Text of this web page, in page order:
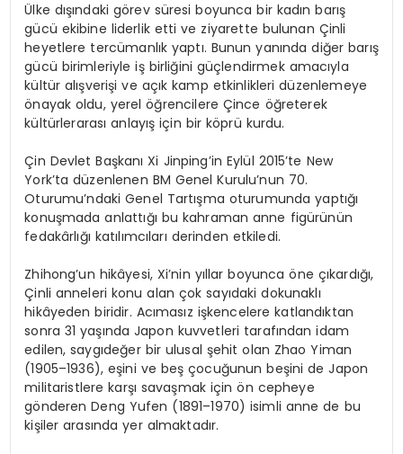
Ülke dışındaki görev süresi boyunca bir kadın barış
gücü ekibine liderlik etti ve ziyarette bulunan Çinli
heyetlere tercümanlık yaptı. Bunun yanında diğer barış
gücü birimleriyle iş birliğini güçlendirmek amacıyla
kültür alışverişi ve açık kamp etkinlikleri düzenlemeye
önayak oldu, yerel öğrencilere Çince öğreterek
kültürlerarası anlayış için bir köprü kurdu.
Çin Devlet Başkanı Xi Jinping’in Eylül 2015’te New
York’ta düzenlenen BM Genel Kurulu’nun 70.
Oturumu’ndaki Genel Tartışma oturumunda yaptığı
konuşmada anlattığı bu kahraman anne figürünün
fedakârlığı katılımcıları derinden etkiledi.
Zhihong’un hikâyesi, Xi’nin yıllar boyunca öne çıkardığı,
Çinli anneleri konu alan çok sayıdaki dokunaklı
hikâyeden biridir. Acımasız işkencelere katlandıktan
sonra 31 yaşında Japon kuvvetleri tarafından idam
edilen, saygıdeğer bir ulusal şehit olan Zhao Yiman
(1905–1936), eşini ve beş çocuğunun beşini de Japon
militaristlere karşı savaşmak için ön cepheye
gönderen Deng Yufen (1891–1970) isimli anne de bu
kişiler arasında yer almaktadır.